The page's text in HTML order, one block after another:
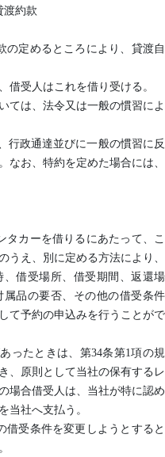
渡約款
の定めるところにより、貸渡自
借受人はこれを借り受ける。
ては、法令又は一般の慣習によ
行政通達並びに一般の慣習に反
なお、特約を定めた場合には、
タカーを借りるにあたって、こ
うえ、別に定める方法により、
借受場所、借受期間、返還場
品の要否、その他の借受条件
て予約の申込みを行うことがで
ったときは、第34条第1項の規
、原則として当社の保有するレ
場合借受人は、当社が特に認め
当社へ支払う。
借受条件を変更しようとすると